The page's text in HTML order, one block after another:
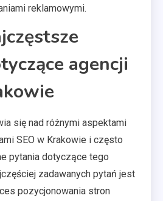
reklamowymi.
agencji
się nad różnymi aspektami
SEO w Krakowie i często
pytania dotyczące tego
zadawanych pytań jest
pozycjonowania stron